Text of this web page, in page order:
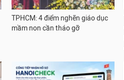
TPHCM: 4 điểm nghẽn giáo dục
mầm non cần tháo gỡ